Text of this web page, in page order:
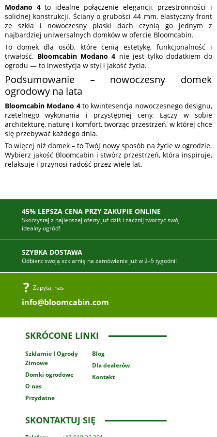
Modano 4to idealne połączenie elegancji, przestronności i
solidnej konstrukcji. Ściany o grubości 44 mm, elastyczny front
ze szkła i nowoczesny płaski dach czynią go jednym z
najbardziej uniwersalnych domków w ofercie Bloomcabin.
To domek dla osób, które cenią estetykę, funkcjonalność i
trwałość. Bloomcabin Modano 4 nie jest tylko dodatkiem do
ogrodu — to inwestycja w styl i jakość życia.
Podsumowanie – nowoczesny domek
ogrodowy na lata
Bloomcabin Modano 4to kwintesencja nowoczesnego designu,
rzetelnego wykonania i przystępnej ceny. Łączy w sobie
architekturę, naturę i komfort, tworząc przestrzeń, w której chce
się przebywać każdego dnia.
To więcej niż domek – to Twój nowy sposób na życie w ogrodzie.
Wybierz jakość Bloomcabin i stwórz przestrzeń, która inspiruje,
relaksuje i przynosi radość przez wiele lat.
45% LEPSZA CENA PRZY ZAKUPIE ONLINE
Skorzystaj z najlepszej oferty już dziś i zacznij tworzyć swój
idealny ogród!
SZYBKA DOSTAWA
Odbierz swoją szklarnię na zamówienie już w 2–5 tygodni!
Zapytaj nas
info@bloomcabin.com
SKRÓCONE LINKI
Szklarnie I Ogrody
Zimowe
Domki ogrodowe
O nas
Przydatne
Blog
Dla dealerów
Kontakt
SKONTAKTUJ SIĘ